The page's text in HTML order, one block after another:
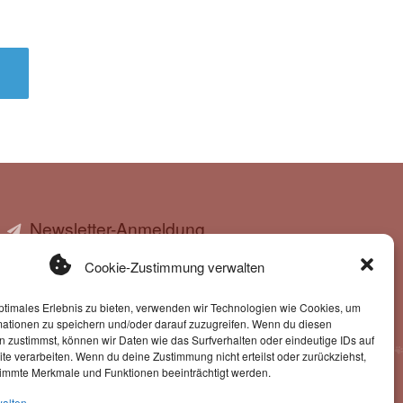
Cookie-Zustimmung verwalten
Erlebnis zu bieten, verwenden wir Technologien wie Cookies, um
zu speichern und/oder darauf zuzugreifen. Wenn du diesen
zustimmst, können wir Daten wie das Surfverhalten oder eindeutige IDs auf
verarbeiten. Wenn du deine Zustimmung nicht erteilst oder zurückziehst,
Merkmale und Funktionen beeinträchtigt werden.
Newsletter-Anmeldung
u. Verarbeitung der eingegebenen Daten durch
diese Website einverstanden.